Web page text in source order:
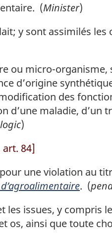
(Minister)
y sont assimilés
ou micro-organisme,
d’origine
des
maladie, d’un
)
art. 84]
une violation au
. (
les issues, y compris
ainsi que toute